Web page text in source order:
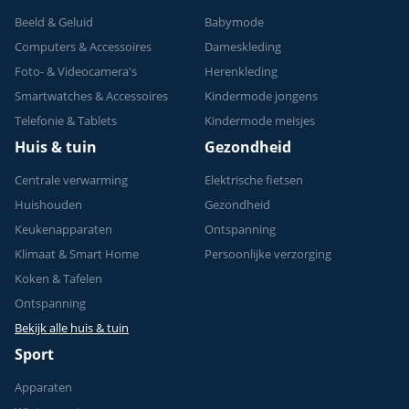
Beeld & Geluid
Computers & Accessoires
Foto- & Videocamera's
Smartwatches & Accessoires
Telefonie & Tablets
Babymode
Dameskleding
Herenkleding
Kindermode jongens
Kindermode meisjes
Huis & tuin
Centrale verwarming
Huishouden
Keukenapparaten
Klimaat & Smart Home
Koken & Tafelen
Ontspanning
Bekijk alle huis & tuin
Gezondheid
Elektrische fietsen
Gezondheid
Ontspanning
Persoonlijke verzorging
Sport
Apparaten